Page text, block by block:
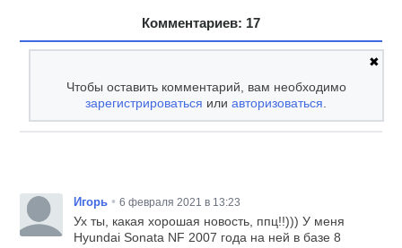
Комментариев: 17
✖
Чтобы оставить комментарий, вам необходимо
зарегистрироваться илиавторизоваться.
Игорь • 6 февраля 2021 в 13:23
Ух ты, какая хорошая новость, ппц!!))) У меня
Hyundai Sonata NF 2007 года на ней в базе 8